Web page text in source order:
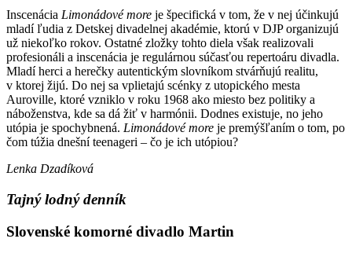
Inscenácia Limonádové more je špecifická v tom, že v nej účinkujú
mladí ľudia z Detskej divadelnej akadémie, ktorú v DJP organizujú
už niekoľko rokov. Ostatné zložky tohto diela však realizovali
profesionáli a inscenácia je regulárnou súčasťou repertoáru divadla.
Mladí herci a herečky autentickým slovníkom stvárňujú realitu,
v ktorej žijú. Do nej sa vplietajú scénky z utopického mesta
Auroville, ktoré vzniklo v roku 1968 ako miesto bez politiky a
náboženstva, kde sa dá žiť v harmónii. Dodnes existuje, no jeho
utópia je spochybnená. Limonádové more je premýšľaním o tom, po
čom túžia dnešní teenageri – čo je ich utópiou?
Lenka Dzadíková
Tajný lodný denník
Slovenské komorné divadlo Martin